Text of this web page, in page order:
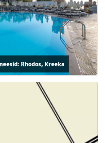
Rhodos, Kreeka